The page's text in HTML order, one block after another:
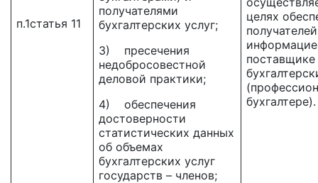
п.1статья 11
получателями
бухгалтерских услуг;
3) пресечения
недобросовестной
деловой практики;
4) обеспечения
достоверности
статистических данных
об объемах
бухгалтерских услуг
государств – членов;
целях
поставщике
бухгалтере).